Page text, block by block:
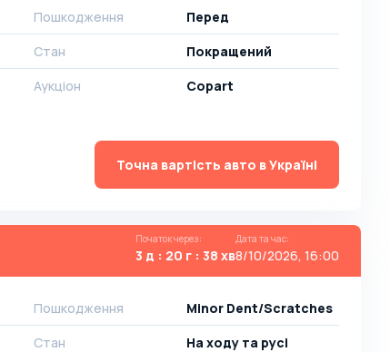
Пошкодження
Перед
Стан
Покращений
Аукціон
Copart
Точна вартість авто в Україні
Початок через:
3 д : 20 г : 38 хв
Дата та час:
8/10/2026, 16:00
Пошкодження
Minor Dent/Scratches
Стан
На ​​ходу та русі